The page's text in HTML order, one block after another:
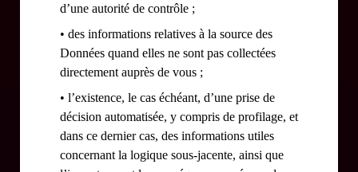
d’une autorité de contrôle ;
• des informations relatives à la source des
Données quand elles ne sont pas collectées
directement auprès de vous ;
• l’existence, le cas échéant, d’une prise de
décision automatisée, y compris de profilage, et
dans ce dernier cas, des informations utiles
concernant la logique sous-jacente, ainsi que